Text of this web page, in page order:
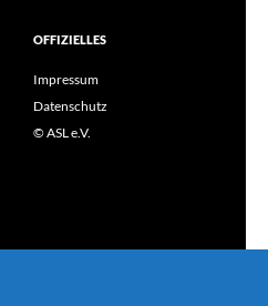
OFFIZIELLES
Impressum
Datenschutz
© ASL e.V.